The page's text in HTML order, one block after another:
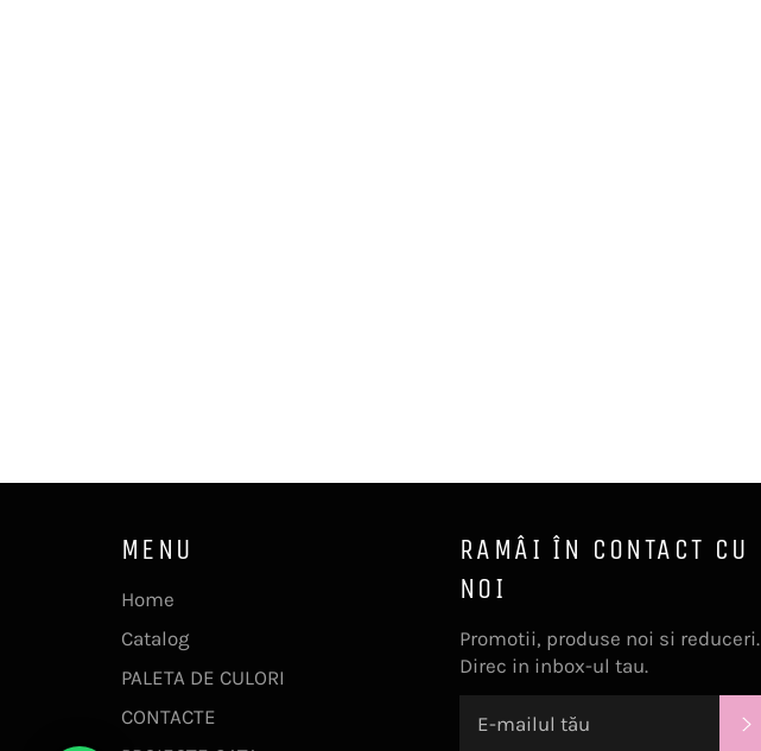
MENU
Home
Catalog
PALETA DE CULORI
CONTACTE
RAMÂI ÎN CONTACT CU
NOI
Promotii, produse noi si reduceri.
Direc in inbox-ul tau.